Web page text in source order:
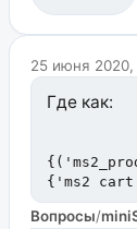
25 июня 2020,
Где как:
Где
Вопросы/